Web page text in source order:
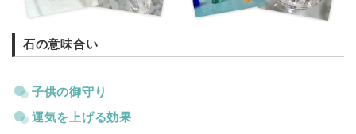
石の意味合い
子供の御守り
運気を上げる効果